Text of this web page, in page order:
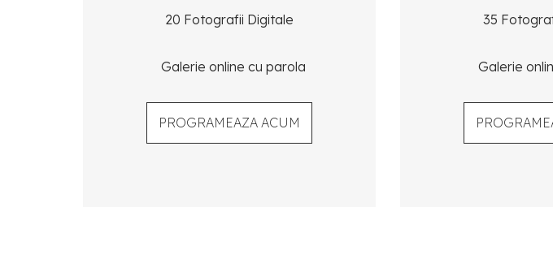
20 Fotografii Digitale
Galerie online cu parola
PROGRAMEAZA ACUM
35
Galerie